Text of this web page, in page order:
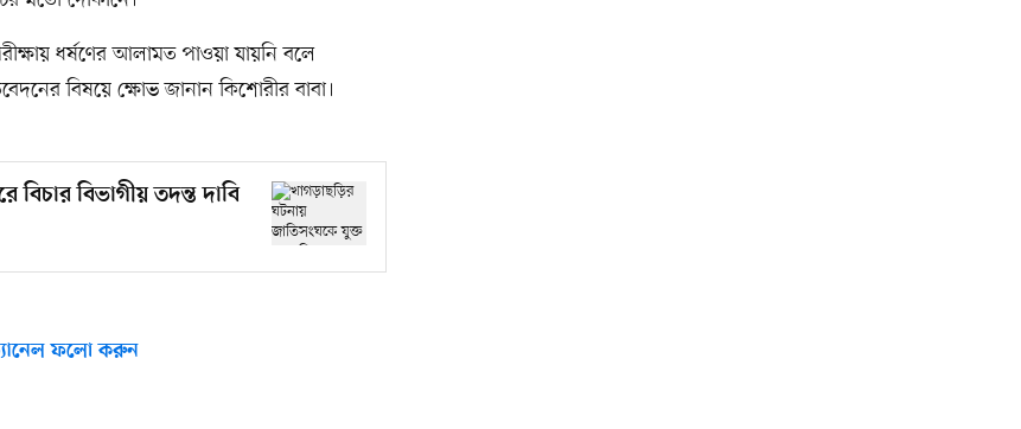
ধর্ষণের আলামত পাওয়া যায়নি বলে
বিষয়ে ক্ষোভ জানান কিশোরীর বাবা।
বিভাগীয় তদন্ত দাবি
ফলো করুন